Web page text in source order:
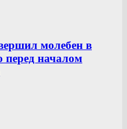
молебен в
перед началом